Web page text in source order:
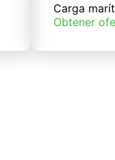
Carga
Obtener